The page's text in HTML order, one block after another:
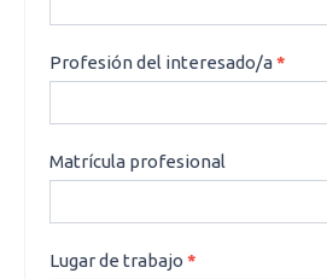
Profesión del interesado/a*
Matrícula profesional
Lugar de trabajo*